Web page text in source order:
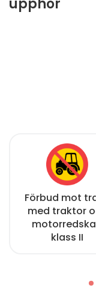
upphör
Förbud mot
med traktor
klass II